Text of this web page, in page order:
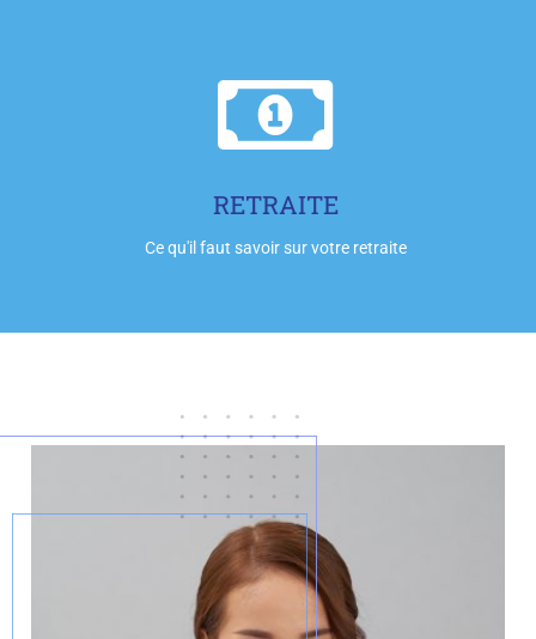
RETRAITE
Ce qu'il faut savoir sur votre retraite